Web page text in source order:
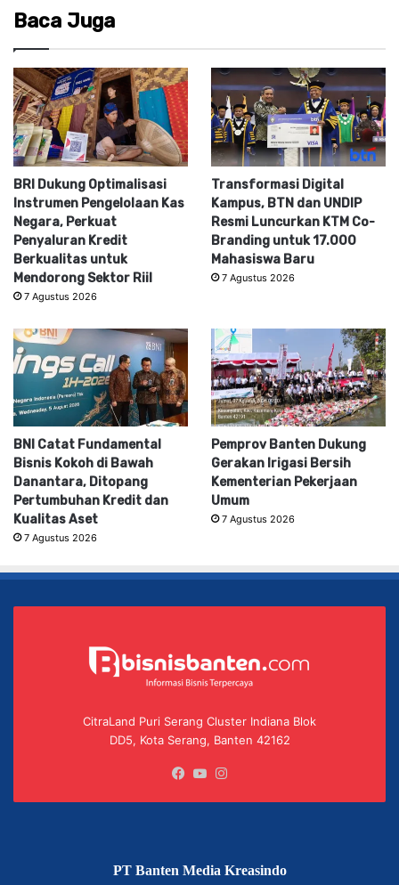
Baca Juga
BRI Dukung Optimalisasi
Instrumen Pengelolaan Kas
Negara, Perkuat
Penyaluran Kredit
Berkualitas untuk
Mendorong Sektor Riil
7 Agustus 2026
Transformasi Digital
Kampus, BTN dan UNDIP
Resmi Luncurkan KTM Co-
Branding untuk 17.000
Mahasiswa Baru
7 Agustus 2026
BNI Catat Fundamental
Bisnis Kokoh di Bawah
Danantara, Ditopang
Pertumbuhan Kredit dan
Kualitas Aset
7 Agustus 2026
Pemprov Banten Dukung
Gerakan Irigasi Bersih
Kementerian Pekerjaan
Umum
7 Agustus 2026
CitraLand Puri Serang Cluster Indiana Blok
DD5, Kota Serang, Banten 42162
Facebook
YouTube
PT Banten Media Kreasindo